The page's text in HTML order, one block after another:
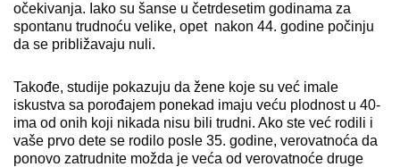
očekivanja. Iako su šanse u četrdesetim godinama za
spontanu trudnoću velike, opet nakon 44. godine počinju
da se približavaju nuli.
Takođe, studije pokazuju da žene koje su već imale
iskustva sa porođajem ponekad imaju veću plodnost u 40-
ima od onih koji nikada nisu bili trudni. Ako ste već rodili i
vaše prvo dete se rodilo posle 35. godine, verovatnoća da
ponovo zatrudnite možda je veća od verovatnoće druge